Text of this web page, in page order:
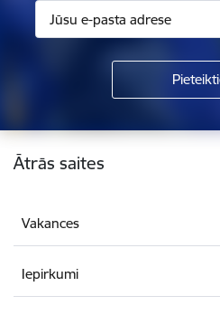
Kājene
Ātrās saites
Vakances
Iepirkumi